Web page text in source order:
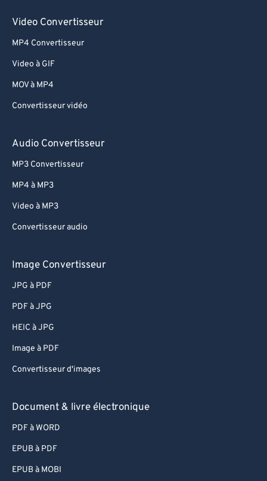
Video Convertisseur
MP4 Convertisseur
Video à GIF
MOV à MP4
Convertisseur vidéo
Audio Convertisseur
MP3 Convertisseur
MP4 à MP3
Video à MP3
Convertisseur audio
Image Convertisseur
JPG à PDF
PDF à JPG
HEIC à JPG
Image à PDF
Convertisseur d'images
Document & livre électronique
PDF à WORD
EPUB à PDF
EPUB à MOBI